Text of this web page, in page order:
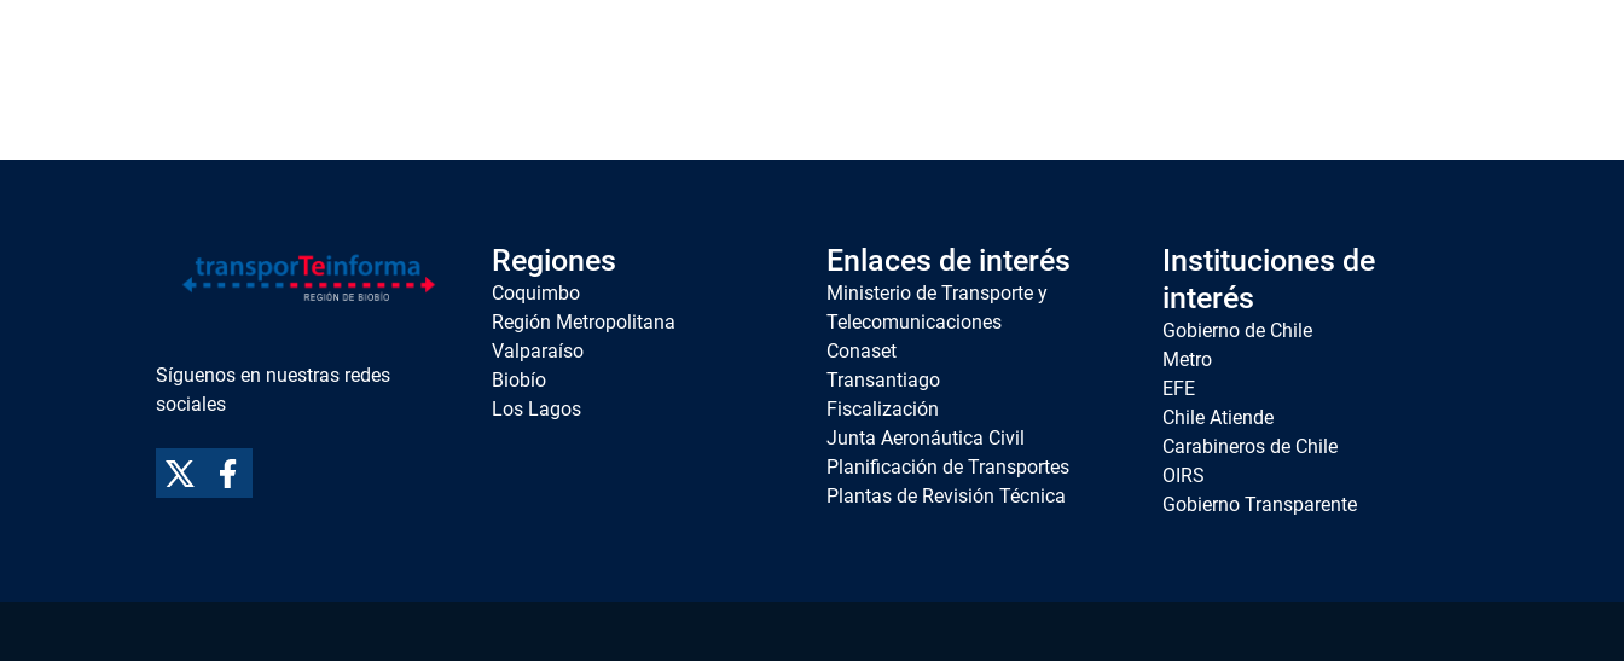
Síguenos en nuestras redes
sociales
Regiones
Coquimbo
Región Metropolitana
Valparaíso
Biobío
Los Lagos
Enlaces de interés
Ministerio de Transporte y
Telecomunicaciones
Conaset
Transantiago
Fiscalización
Junta Aeronáutica Civil
Planificación de Transportes
Plantas de Revisión Técnica
Instituciones de
interés
Gobierno de Chile
Metro
EFE
Chile Atiende
Carabineros de Chile
OIRS
Gobierno Transparente